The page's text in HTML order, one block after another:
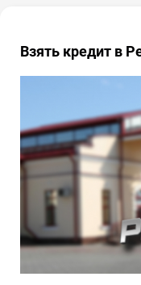
Взять кредит в